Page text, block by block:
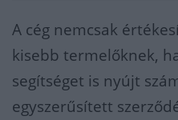
A cég nemcsak
kisebb termelőknek,
segítséget is nyújt
egyszerűsített